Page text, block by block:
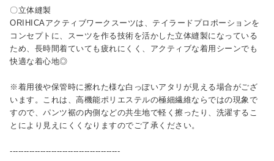
〇立体縫製
ORIHICAアクティブワークスーツは、テイラードプロポーションを
コンセプトに、スーツを作る技術を活かした立体縫製になっている
ため、長時間着ていても疲れにくく、アクティブな着用シーンでも
快適な着心地◎
※着用後や保管時に擦れた様な白っぽいアタリが見える場合がござ
います。これは、高機能ポリエステルの極細繊維ならではの現象で
すので、パンツ裾の内側などの共生地で軽く擦ったり、洗濯するこ
とにより見えにくくなりますのでご了承ください。
----------------------------------------